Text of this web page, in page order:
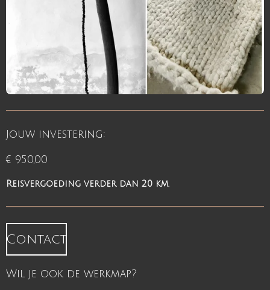
Jouw investering:
€ 950,00
Reisvergoeding verder dan 20 km.
Contact
Wil je ook de werkmap?